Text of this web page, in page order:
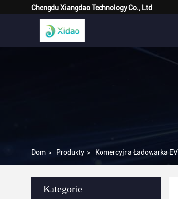
Chengdu Xiangdao Technology Co., Ltd.
Dom > Produkty > Komercyjna Ładowarka EV
Kategorie